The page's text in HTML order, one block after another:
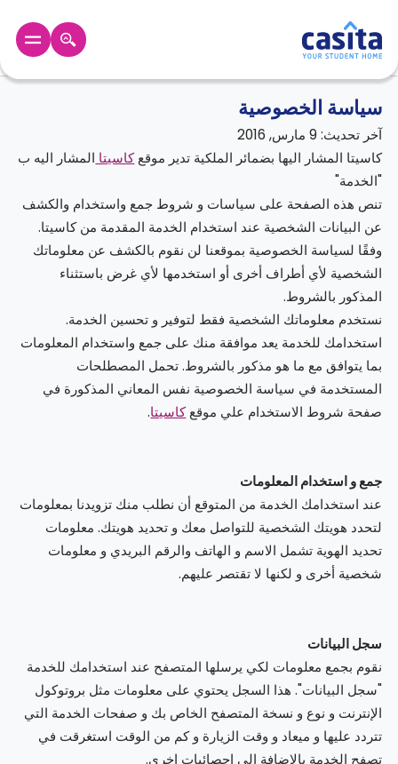
دخول
حجز
السكن
من
نحن؟
المدونة
أخبر
أصدقائك
و
اكسب
كن
شريكا
الدعم
و الدعم
بنا
كيف
تعمل؟
الأسئلة
الشائعة
سياسة الخصوصية
آخر تحديث: 9 مارس, 2016
كاسيتا المشار اليها بضمائر الملكية تدير موقعكاسيتا المشار اليه ب
"الخدمة"
تنص هذه الصفحة على سياسات و شروط جمع واستخدام والكشف
عن البيانات الشخصية عند استخدام الخدمة المقدمة من كاسيتا.
وفقًا لسياسة الخصوصية بموقعنا لن نقوم بالكشف عن معلوماتك
الشخصية لأي أطراف أخرى أو استخدمها لأي غرض باستثناء
المذكور بالشروط.
نستخدم معلوماتك الشخصية فقط لتوفير و تحسين الخدمة.
استخدامك للخدمة يعد موافقة منك على جمع واستخدام المعلومات
بما يتوافق مع ما هو مذكور بالشروط. تحمل المصطلحات
المستخدمة في سياسة الخصوصية نفس المعاني المذكورة في
صفحة شروط الاستخدام علي موقعكاسيتا.
جمع و استخدام المعلومات
عند استخدامك الخدمة من المتوقع أن نطلب منك تزويدنا بمعلومات
لتحدد هويتك الشخصية للتواصل معك و تحديد هويتك. معلومات
تحديد الهوية تشمل الاسم و الهاتف والرقم البريدي و معلومات
شخصية أخرى و لكنها لا تقتصر عليهم.
سجل البيانات
نقوم بجمع معلومات لكي يرسلها المتصفح عند استخدامك للخدمة
"سجل البيانات". هذا السجل يحتوي على معلومات مثل بروتوكول
الإنترنت و نوع و نسخة المتصفح الخاص بك و صفحات الخدمة التي
تتردد عليها و ميعاد و وقت الزيارة و كم من الوقت استغرقت في
تصفح الخدمة بالاضافة الى احصائيات اخرى.